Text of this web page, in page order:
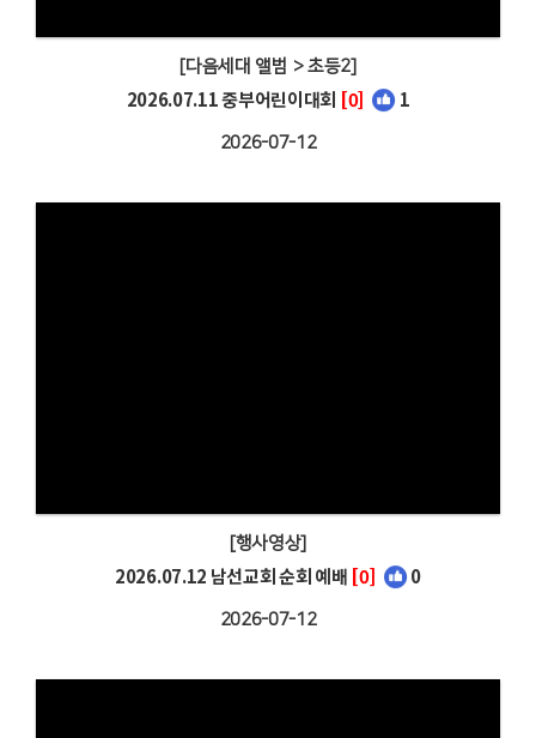
[다음세대 앨범 > 초등2]
2026.07.11 중부어린이대회 [0] 1
2026-07-12
[행사영상]
2026.07.12 남선교회 순회 예배 [0] 0
2026-07-12